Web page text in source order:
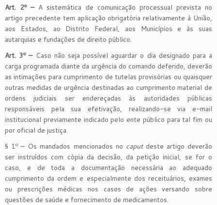
Art. 2º –A sistemática de comunicação processual prevista no
artigo precedente tem aplicação obrigatória relativamente à União,
aos Estados, ao Distrito Federal, aos Municípios e às suas
autarquias e fundações de direito público.
Art. 3º –Caso não seja possível aguardar o dia designado para a
carga programada diante da urgência do comando deferido, deverão
as intimações para cumprimento de tutelas provisórias ou quaisquer
outras medidas de urgência destinadas ao cumprimento material de
ordens judiciais ser endereçadas às autoridades públicas
responsáveis pela sua efetivação, realizando-se via e-mail
institucional previamente indicado pelo ente público para tal fim ou
por oficial de justiça.
§ 1º – Os mandados mencionados no caputdeste artigo deverão
ser instruídos com cópia da decisão, da petição inicial, se for o
caso, e de toda a documentação necessária ao adequado
cumprimento da ordem e especialmente dos receituários, exames
ou prescrições médicas nos casos de ações versando sobre
questões de saúde e fornecimento de medicamentos.